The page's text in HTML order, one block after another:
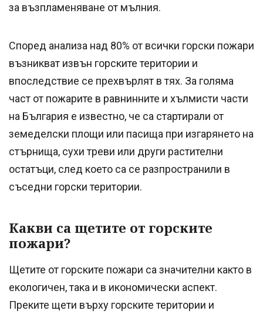
за възпламеняване от мълния.
Според анализа над 80% от всички горски пожари
възникват извън горските територии и
впоследствие се прехвърлят в тях. За голяма
част от пожарите в равнинните и хълмисти части
на България е известно, че са стартирали от
земеделски площи или пасища при изгарянето на
стърнища, сухи треви или други растителни
остатъци, след което са се разпространили в
съседни горски територии.
Какви са щетите от горските
пожари?
Щетите от горските пожари са значителни както в
екологичен, така и в икономически аспект.
Преките щети върху горските територии и